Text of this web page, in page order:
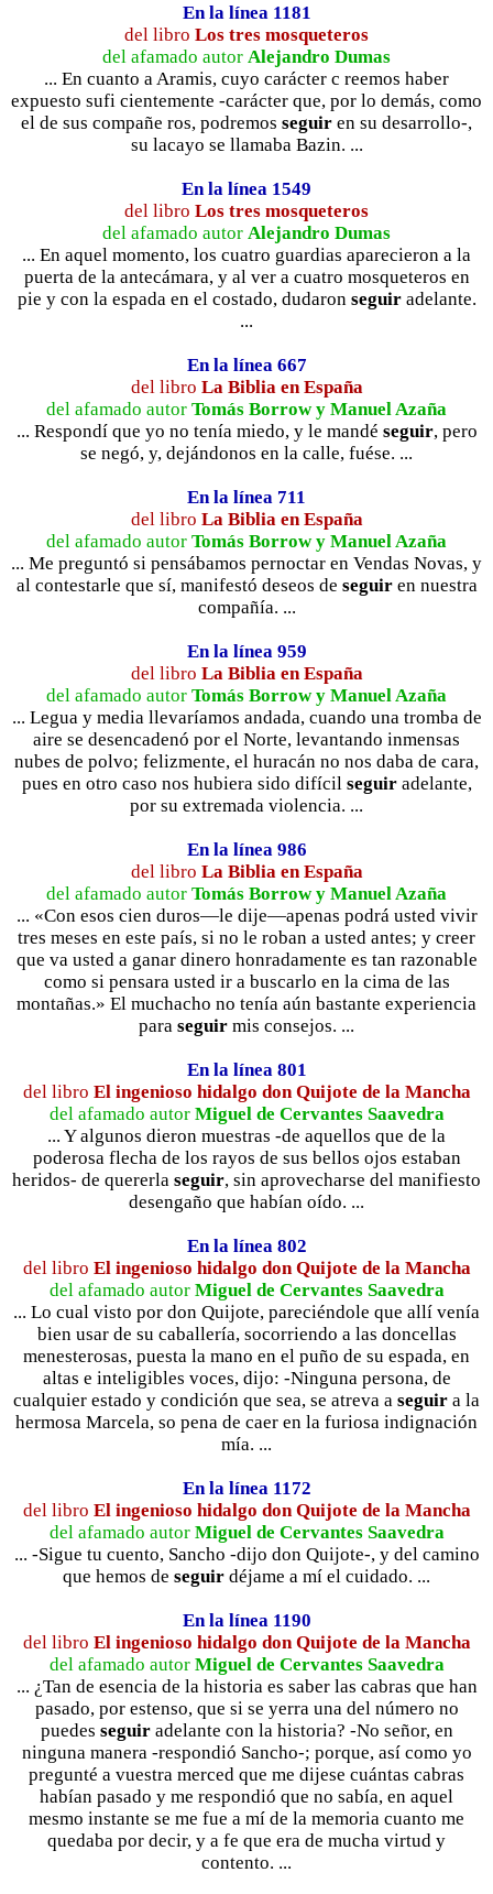
En la línea 1181
del libro Los tres mosqueteros
del afamado autor Alejandro Dumas
... En cuanto a Aramis, cuyo carácter c reemos haber
expuesto sufi cientemente -carácter que, por lo demás, como
el de sus compañe ros, podremos seguir en su desarrollo-,
su lacayo se llamaba Bazin. ...
En la línea 1549
del libro Los tres mosqueteros
del afamado autor Alejandro Dumas
... En aquel momento, los cuatro guardias aparecieron a la
puerta de la antecámara, y al ver a cuatro mosqueteros en
pie y con la espada en el costado, dudaron seguiradelante.
...
En la línea 667
del libro La Biblia en España
del afamado autor Tomás Borrow y Manuel Azaña
... Respondí que yo no tenía miedo, y le mandé seguir, pero
se negó, y, dejándonos en la calle, fuése. ...
En la línea 711
del libro La Biblia en España
del afamado autor Tomás Borrow y Manuel Azaña
... Me preguntó si pensábamos pernoctar en Vendas Novas, y
al contestarle que sí, manifestó deseos de seguiren nuestra
compañía. ...
En la línea 959
del libro La Biblia en España
del afamado autor Tomás Borrow y Manuel Azaña
... Legua y media llevaríamos andada, cuando una tromba de
aire se desencadenó por el Norte, levantando inmensas
nubes de polvo; felizmente, el huracán no nos daba de cara,
pues en otro caso nos hubiera sido difícil seguiradelante,
por su extremada violencia. ...
En la línea 986
del libro La Biblia en España
del afamado autor Tomás Borrow y Manuel Azaña
... «Con esos cien duros—le dije—apenas podrá usted vivir
tres meses en este país, si no le roban a usted antes; y creer
que va usted a ganar dinero honradamente es tan razonable
como si pensara usted ir a buscarlo en la cima de las
montañas.» El muchacho no tenía aún bastante experiencia
para seguir mis consejos. ...
En la línea 801
del libro El ingenioso hidalgo don Quijote de la Mancha
del afamado autor Miguel de Cervantes Saavedra
... Y algunos dieron muestras -de aquellos que de la
poderosa flecha de los rayos de sus bellos ojos estaban
heridos- de quererla seguir, sin aprovecharse del manifiesto
desengaño que habían oído. ...
En la línea 802
del libro El ingenioso hidalgo don Quijote de la Mancha
del afamado autor Miguel de Cervantes Saavedra
... Lo cual visto por don Quijote, pareciéndole que allí venía
bien usar de su caballería, socorriendo a las doncellas
menesterosas, puesta la mano en el puño de su espada, en
altas e inteligibles voces, dijo: -Ninguna persona, de
cualquier estado y condición que sea, se atreva a seguir a la
hermosa Marcela, so pena de caer en la furiosa indignación
mía. ...
En la línea 1172
del libro El ingenioso hidalgo don Quijote de la Mancha
del afamado autor Miguel de Cervantes Saavedra
... -Sigue tu cuento, Sancho -dijo don Quijote-, y del camino
que hemos de seguir déjame a mí el cuidado. ...
En la línea 1190
del libro El ingenioso hidalgo don Quijote de la Mancha
del afamado autor Miguel de Cervantes Saavedra
... ¿Tan de esencia de la historia es saber las cabras que han
pasado, por estenso, que si se yerra una del número no
puedes seguiradelante con la historia? -No señor, en
ninguna manera -respondió Sancho-; porque, así como yo
pregunté a vuestra merced que me dijese cuántas cabras
habían pasado y me respondió que no sabía, en aquel
mesmo instante se me fue a mí de la memoria cuanto me
quedaba por decir, y a fe que era de mucha virtud y
contento. ...